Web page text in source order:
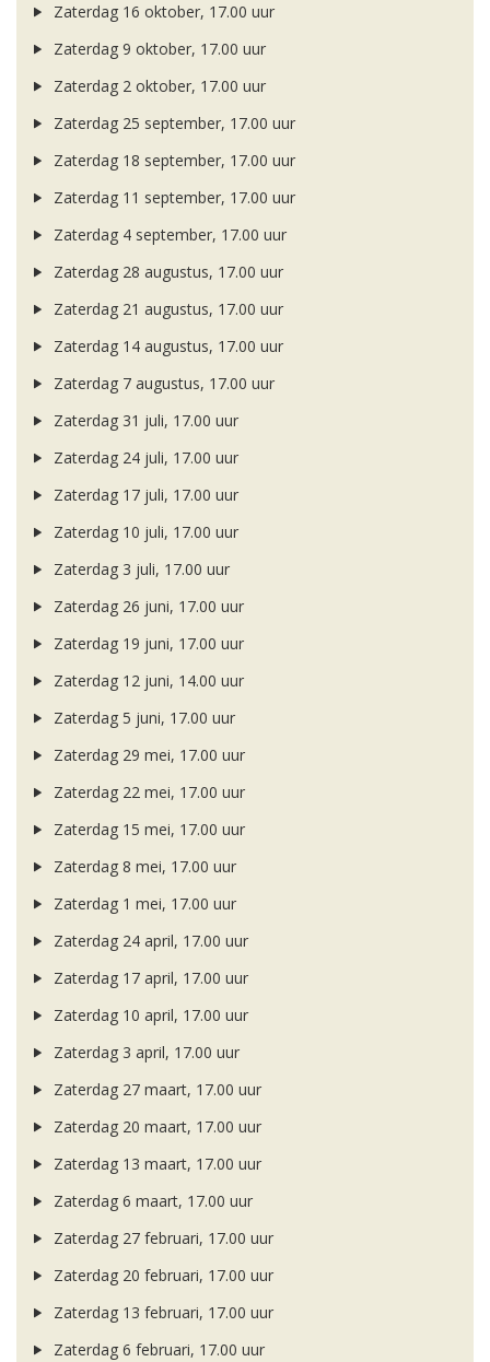
Zaterdag 16 oktober, 17.00 uur
Zaterdag 9 oktober, 17.00 uur
Zaterdag 2 oktober, 17.00 uur
Zaterdag 25 september, 17.00 uur
Zaterdag 18 september, 17.00 uur
Zaterdag 11 september, 17.00 uur
Zaterdag 4 september, 17.00 uur
Zaterdag 28 augustus, 17.00 uur
Zaterdag 21 augustus, 17.00 uur
Zaterdag 14 augustus, 17.00 uur
Zaterdag 7 augustus, 17.00 uur
Zaterdag 31 juli, 17.00 uur
Zaterdag 24 juli, 17.00 uur
Zaterdag 17 juli, 17.00 uur
Zaterdag 10 juli, 17.00 uur
Zaterdag 3 juli, 17.00 uur
Zaterdag 26 juni, 17.00 uur
Zaterdag 19 juni, 17.00 uur
Zaterdag 12 juni, 14.00 uur
Zaterdag 5 juni, 17.00 uur
Zaterdag 29 mei, 17.00 uur
Zaterdag 22 mei, 17.00 uur
Zaterdag 15 mei, 17.00 uur
Zaterdag 8 mei, 17.00 uur
Zaterdag 1 mei, 17.00 uur
Zaterdag 24 april, 17.00 uur
Zaterdag 17 april, 17.00 uur
Zaterdag 10 april, 17.00 uur
Zaterdag 3 april, 17.00 uur
Zaterdag 27 maart, 17.00 uur
Zaterdag 20 maart, 17.00 uur
Zaterdag 13 maart, 17.00 uur
Zaterdag 6 maart, 17.00 uur
Zaterdag 27 februari, 17.00 uur
Zaterdag 20 februari, 17.00 uur
Zaterdag 13 februari, 17.00 uur
Zaterdag 6 februari, 17.00 uur